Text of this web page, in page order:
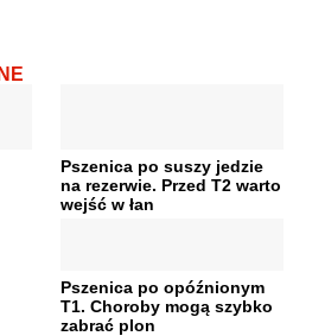
Pszenica po suszy jedzie
na rezerwie. Przed T2 warto
wejść w łan
Pszenica po opóźnionym
T1. Choroby mogą szybko
zabrać plon